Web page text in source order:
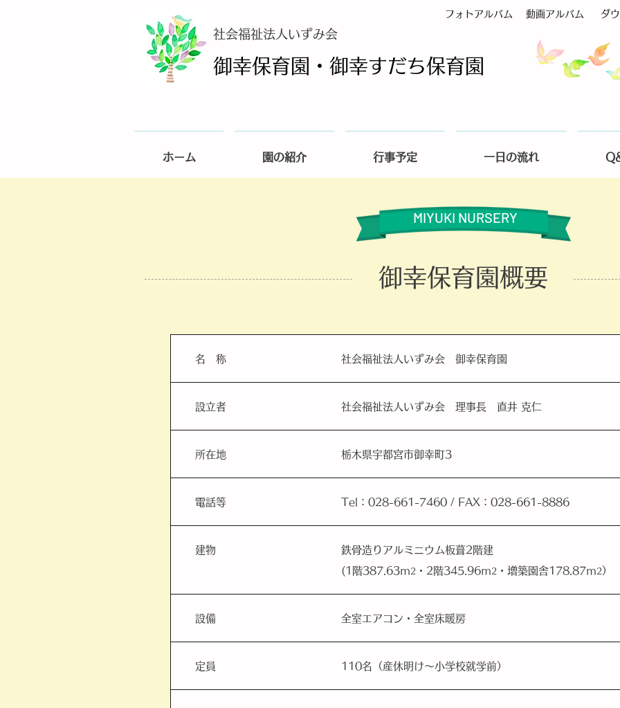
​社会福祉法人いずみ会
御幸保育園・御幸すだち保育園
フォトアルバム 動画アルバム ダ
ホーム 園の紹介 行事予定 一日の流れ
MIYUKI NURSERY
御幸保育園概要
名 称 社会福祉法人いずみ会 御幸保育園
設立者 社会福祉法人いずみ会 理事長 直井 克仁
所在地 栃木県宇都宮市御幸町3
電話等 Tel：028-661-7460 / FAX：028-661-8886
建物
鉄骨造りアルミニウム板葺2階建
(1階387.63ｍ2 ・2階345.96ｍ2 ・増築園舎178.87ｍ2 ）
設備 全室エアコン・全室床暖房
定員 110名（産休明け～小学校就学前）